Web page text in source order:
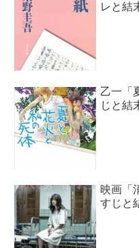
レと結
乙一「
じと結
映画「
すじと